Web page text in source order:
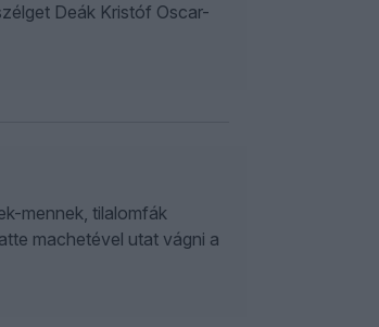
Deák Kristóf Oscar-
mennek, tilalomfák
machetével utat vágni a